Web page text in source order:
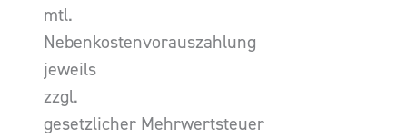
mtl.
Nebenkostenvorauszahlung
jeweils
zzgl.
gesetzlicher Mehrwertsteuer